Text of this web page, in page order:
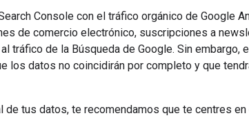
Console con el tráfico orgánico de Google
de comercio electrónico, suscripciones a
tráfico de la Búsqueda de Google. Sin
los datos no coincidirán por completo y que
de tus datos, te recomendamos que te centres